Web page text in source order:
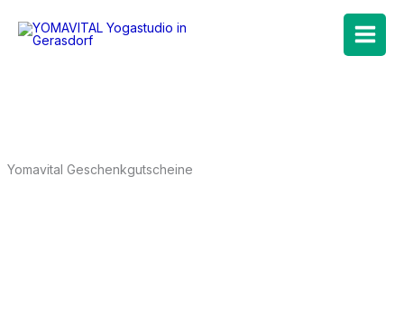
Inhalt
Yomavital Geschenkgutscheine